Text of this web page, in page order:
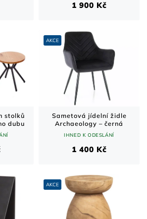
1 900 Kč
stolků
dubu
AKCE
Sametová jídelní židle
Archaeology – černá
IHNED K ODESLÁNÍ
1 400 Kč
AKCE